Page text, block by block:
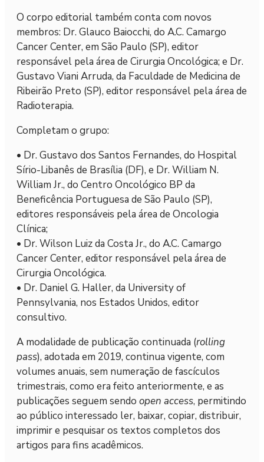
O corpo editorial também conta com novos
membros: Dr. Glauco Baiocchi, do A.C. Camargo
Cancer Center, em São Paulo (SP), editor
responsável pela área de Cirurgia Oncológica; e Dr.
Gustavo Viani Arruda, da Faculdade de Medicina de
Ribeirão Preto (SP), editor responsável pela área de
Radioterapia.
Completam o grupo:
• Dr. Gustavo dos Santos Fernandes, do Hospital
Sírio-Libanês de Brasília (DF), e Dr. William N.
William Jr., do Centro Oncológico BP da
Beneficência Portuguesa de São Paulo (SP),
editores responsáveis pela área de Oncologia
Clínica;
• Dr. Wilson Luiz da Costa Jr., do A.C. Camargo
Cancer Center, editor responsável pela área de
Cirurgia Oncológica.
• Dr. Daniel G. Haller, da University of
Pennsylvania, nos Estados Unidos, editor
consultivo.
A modalidade de publicação continuada (rolling
pass), adotada em 2019, continua vigente, com
volumes anuais, sem numeração de fascículos
trimestrais, como era feito anteriormente, e as
publicações seguem sendo open access, permitindo
ao público interessado ler, baixar, copiar, distribuir,
imprimir e pesquisar os textos completos dos
artigos para fins acadêmicos.